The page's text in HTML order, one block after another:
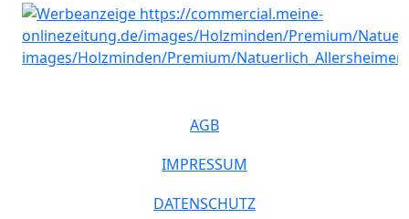
AGB
IMPRESSUM
DATENSCHUTZ